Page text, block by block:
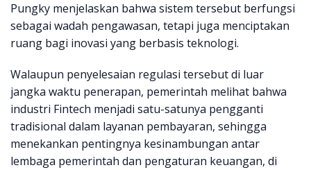
Pungky menjelaskan bahwa sistem tersebut berfungsi
sebagai wadah pengawasan, tetapi juga menciptakan
ruang bagi inovasi yang berbasis teknologi.
Walaupun penyelesaian regulasi tersebut di luar
jangka waktu penerapan, pemerintah melihat bahwa
industri Fintech menjadi satu-satunya pengganti
tradisional dalam layanan pembayaran, sehingga
menekankan pentingnya kesinambungan antar
lembaga pemerintah dan pengaturan keuangan, di